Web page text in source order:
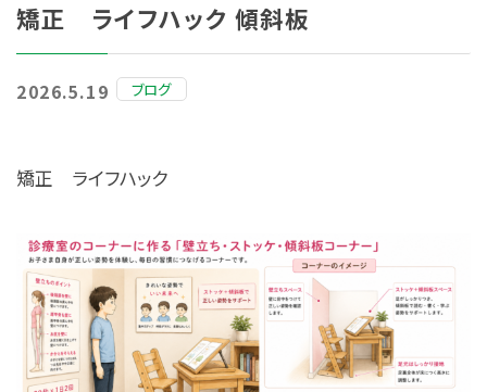
矯正 ライフハック 傾斜板
2026.5.19 ブログ
矯正 ライフハック